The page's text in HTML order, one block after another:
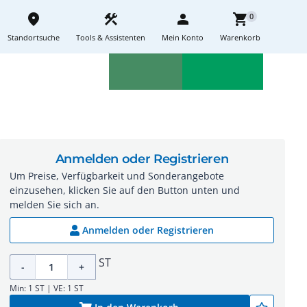
place
Standortsuche
construction
Tools & Assistenten
person
Mein Konto
shopping_cart0
Warenkorb
Anmelden oder Registrieren
Um Preise, Verfügbarkeit und Sonderangebote
einzusehen, klicken Sie auf den Button unten und
melden Sie sich an.
Anmelden oder Registrieren
- + ST
Min: 1 ST | VE: 1 ST